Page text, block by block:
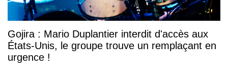
Gojira : Mario Duplantier interdit d'accès aux
États-Unis, le groupe trouve un remplaçant en
urgence !